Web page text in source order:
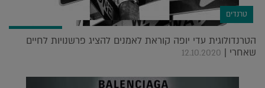
טרנדים
הטרנדולוגית עדי יופה קוראת לאמנים להציג פרשנויות לחיים
שאחרי | 12.10.2020